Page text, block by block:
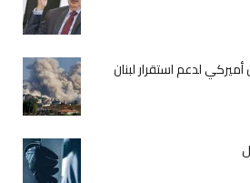
لدعم استقرار لبنان